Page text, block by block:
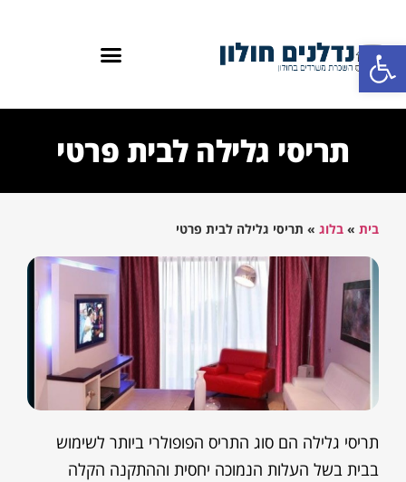
פתח סרגל נגישות
תריסי גלילה לבית פרטי
בית » בלוג » תריסי גלילה לבית פרטי
תריסי גלילה הם סוג התריס הפופולרי ביותר לשימוש
בבית בשל העלות הנמוכה יחסית וההתקנה הקלה